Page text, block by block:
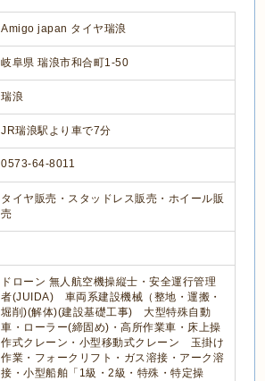
Amigo japan タイヤ瑞浪
岐阜県 瑞浪市和合町1-50
瑞浪
JR瑞浪駅より車で7分
0573-64-8011
タイヤ販売・スタッドレス販売・ホイール販
売
ドローン 無人航空機操縦士・安全運行管理
者(JUIDA) 車両系建設機械（整地・運搬・
堀削)(解体)(建設基礎工事) 大型特殊自動
車・ローラー(締固め)・高所作業車・床上操
作式クレーン・小型移動式クレーン 玉掛け
作業・フォークリフト・ガス溶接・アーク溶
接・小型船舶「1級・2級・特殊・特定操